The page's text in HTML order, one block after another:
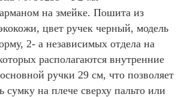
на змейке. Пошита из
цвет ручек черный, модель
2- а независимых отдела на
располагаются внутренние
ручки 29 см, что позволяет
сумку на плече сверху пальто или